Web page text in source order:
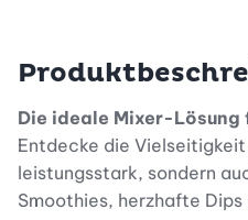
Die ideale Mixer-Lösung
Entdecke die
leistungsstark, sondern
Smoothies, herzhafte